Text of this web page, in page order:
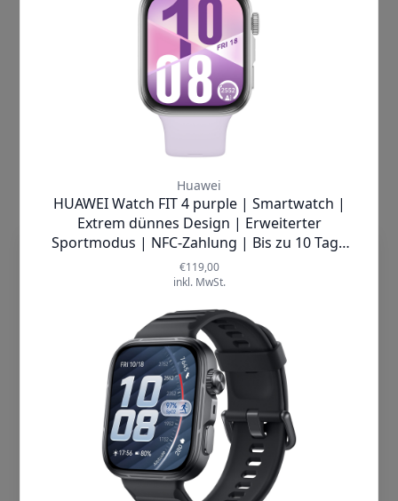
NFC-Zahlung kannst du
kontaktlos shoppen gehen, ohne
Geldbörse oder Handy auspacken zu
dieTechnik.de nutzt Cookies, damit wir
unsere Seiten sicher und zuverlässig
Deine Nutzererfahrung einschließlich
relevanter Inhalte und personalisierter
Werbung auf unseren Seiten verbessern
können. Mit Klick auf „Cookies
akzeptieren“ willigst Du zum einen in die
Verwendung von Cookies ein. Zum
anderen holen wir auf diese Weise –
soweit erforderlich – deine Einwilligung in
die auf diesen Cookies basierende